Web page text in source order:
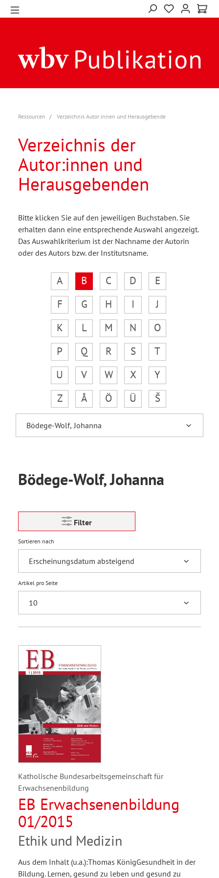
Ressourcen Verzeichnis Autor:innen und Herausgebende
Verzeichnis der
Autor:innen und
Herausgebenden
Bitte klicken Sie auf den jeweiligen Buchstaben. Sie
erhalten dann eine entsprechende Auswahl angezeigt.
Das Auswahlkriterium ist der Nachname der Autorin
oder des Autors bzw. der Institutsname.
A B C D
E
F
G H I
J
K
L M N
O
P
Q R S
T
U
V W X
Y
Z
Å Ö Ü Š
Bödege-Wolf, Johanna
Filter
Sortieren nach
Artikel pro Seite
Katholische Bundesarbeitsgemeinschaft für
Erwachsenenbildung
EB Erwachsenenbildung
01/2015
Ethik und Medizin
Aus dem Inhalt (u.a.):Thomas KönigGesundheit in der
Bildung. Lernen, gesund zu leben und gesund zu